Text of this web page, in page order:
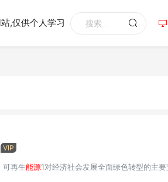
,仅供个人学习
VIP
可再生能源1对经济社会发展全面绿色转型的主